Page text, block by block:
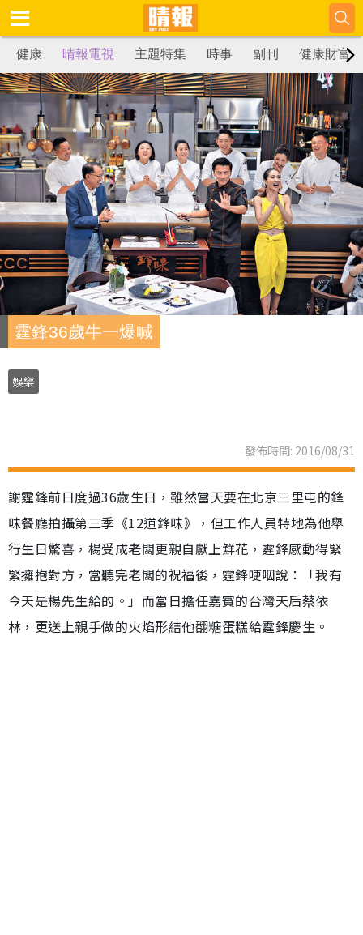
健康 晴報電視 主題特集 時事 副刊 健康財富
霆鋒36歲牛一爆喊
娛樂
發佈時間: 2016/08/31
謝霆鋒前日度過36歲生日，雖然當天要在北京三里屯的鋒
味餐廳拍攝第三季《12道鋒味》，但工作人員特地為他舉
行生日驚喜，楊受成老闆更親自獻上鮮花，霆鋒感動得緊
緊擁抱對方，當聽完老闆的祝福後，霆鋒哽咽說：「我有
今天是楊先生給的。」而當日擔任嘉賓的台灣天后蔡依
林，更送上親手做的火焰形結他翻糖蛋糕給霆鋒慶生。